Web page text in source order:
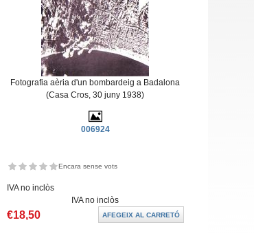
Fotografia aèria d'un bombardeig a Badalona
(Casa Cros, 30 juny 1938)
006924
Encara sense vots
IVA no inclòs
IVA no inclòs
€18,50